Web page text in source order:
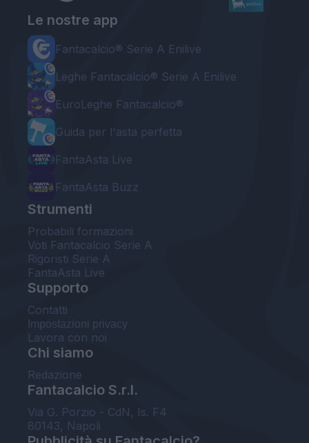
Le nostre app
Fantacalcio® Serie A Enilive
Leghe Fantacalcio® Serie A Enilive
EuroLeghe Fantacalcio®
Guida per l'asta perfetta
FantaAsta Live
FantaAsta Buzz
Strumenti
Probabili formazioni
Voti Fantacalcio Serie A
Rigoristi Serie A
FantaAsta Live
Supporto
Contatti
Impostazioni privacy
Lavora con noi
Chi siamo
Redazione
Fantacalcio S.r.l.
Via G. Porzio - CdN, Is. F4
80143, Napoli